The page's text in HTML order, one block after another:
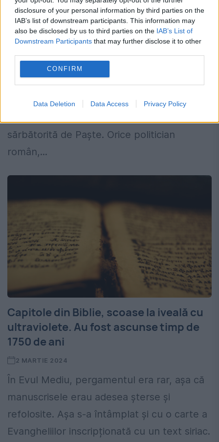
disclosure of your personal information by third parties on the
IAB’s list of downstream participants. This information may
also be disclosed by us to third parties on the IAB’s List of
Downstream Participants that may further disclose it to other
CONFIRM
Data Deletion Data Access Privacy Policy
Confuzia care l-a scos de la inima
electoratului
Candidatul liberal la o primărie din Olt a
comis o greșeală de neiertat, într-un mesaj
electoral. El a confundat Nașterea
sărbătorită de Paște. Orice politician
român,...
Capitole din Biblie, scoase la iveală cu
ultraviolete. Au fost ascunse timp de
1750 de ani
2 MARTIE 2024
În Evul Mediu, pergamentul era rar, așa că
manuscrisele erau adesea șterse și
refolosite. Așa s-a întâmplat și cu o carte a
Evangheliilor inscripționată cu un text siriac.